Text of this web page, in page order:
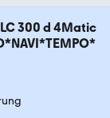
300 d 4Matic